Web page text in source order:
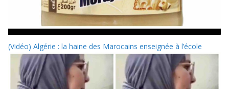
(Vidéo) Algérie : la haine des Marocains enseignée à l’école